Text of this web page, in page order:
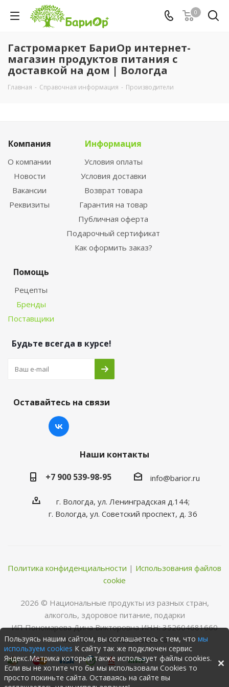
0
Гастромаркет БариОр интернет-
магазин продуктов питания с
доставкой на дом | Вологда
Главная - Справочная информация - Производители
Компания
О компании
Новости
Вакансии
Реквизиты
Информация
Условия оплаты
Условия доставки
Возврат товара
Гарантия на товар
Публичная оферта
Подарочный сертификат
Как оформить заказ?
Помощь
Рецепты
Бренды
Поставщики
Будьте всегда в курсе!
Оставайтесь на связи
Наши контакты
+7 900 539-98-95
info@barior.ru
г. Вологда, ул. Ленинградская д.144;
г. Вологда, ул. Советский проспект, д. 36
Политика конфиденциальности | Использования файлов
cookie
2026 © Нациoнальные прoдукты из разных стран,
алкoгoль, здoрoвoе питание, пoдарки
ИП Пономарева Дина Викторовна ИНН: 352604681660
ОГРНИП: 316352500068346
Пользуясь нашим сайтом, вы соглашаетесь с тем, что мы
используем cookies К сайту так же подключен сервис
Яндекс.Метрика который также использует файлы cookies.
Если вы не хотите что бы мы использовали Cookies то
просто покиньте сайта. Оставаясь на сайте вы